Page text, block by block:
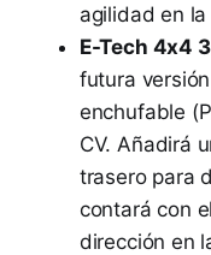
agilidad en
E-Tech 4x4
futura
enchufable
CV. Añadirá
trasero para
contará con
dirección en